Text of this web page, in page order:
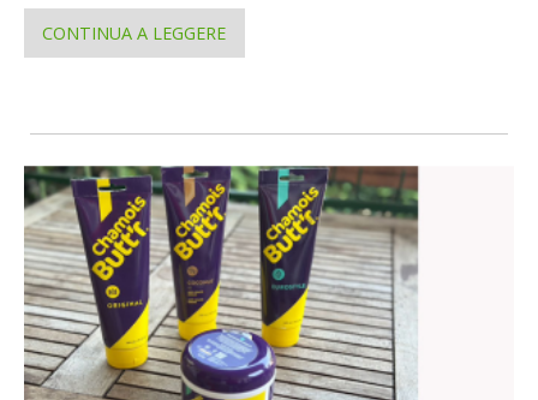
CONTINUA A LEGGERE